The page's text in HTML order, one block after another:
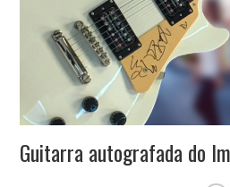
Guitarra autografada do